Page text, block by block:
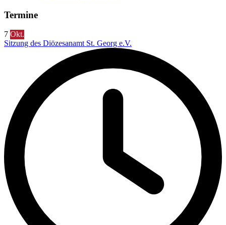
Termine
7 Okt.
Sitzung des Diözesanamt St. Georg e.V.